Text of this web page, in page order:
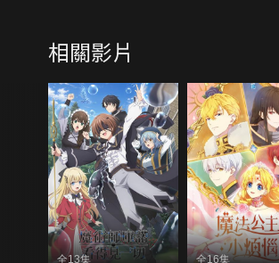
相關影片
全13集 全16集